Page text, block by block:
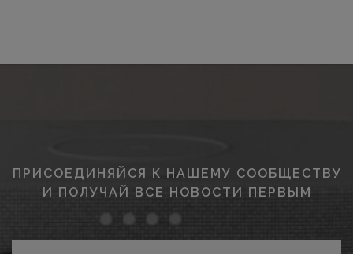
ПРИСОЕДИНЯЙСЯ К НАШЕМУ СООБЩЕСТВУ
И ПОЛУЧАЙ ВСЕ НОВОСТИ ПЕРВЫМ